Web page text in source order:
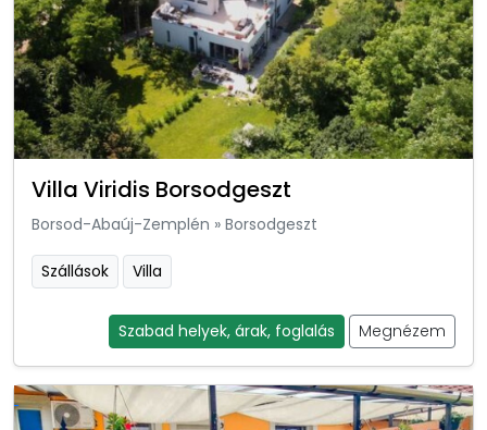
Villa Viridis Borsodgeszt
Borsod-Abaúj-Zemplén » Borsodgeszt
Szállások Villa
Szabad helyek, árak, foglalás Megnézem